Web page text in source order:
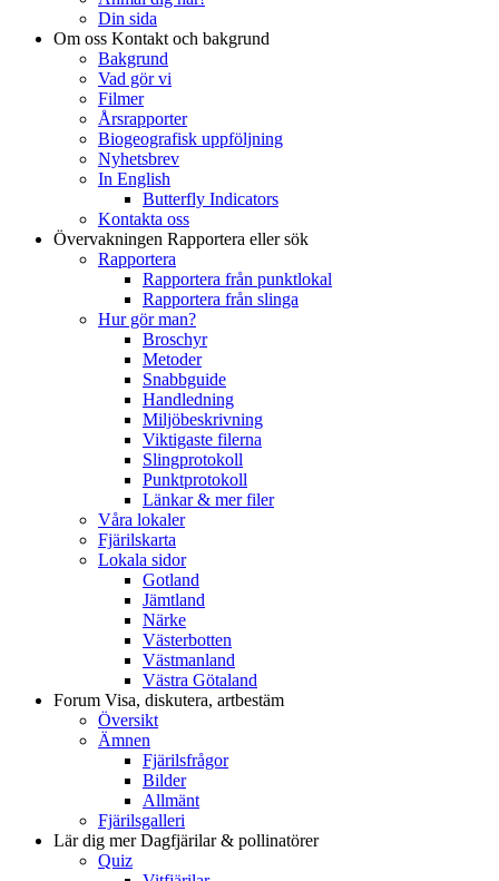
Din sida
Om oss Kontakt och bakgrund
Bakgrund
Vad gör vi
Filmer
Årsrapporter
Biogeografisk uppföljning
Nyhetsbrev
In English
Butterfly Indicators
Kontakta oss
Övervakningen Rapportera eller sök
Rapportera
Rapportera från punktlokal
Rapportera från slinga
Hur gör man?
Broschyr
Metoder
Snabbguide
Handledning
Miljöbeskrivning
Viktigaste filerna
Slingprotokoll
Punktprotokoll
Länkar & mer filer
Våra lokaler
Fjärilskarta
Lokala sidor
Gotland
Jämtland
Närke
Västerbotten
Västmanland
Västra Götaland
Forum Visa, diskutera, artbestäm
Översikt
Ämnen
Fjärilsfrågor
Bilder
Allmänt
Fjärilsgalleri
Lär dig merDagfjärilar & pollinatörer
Quiz